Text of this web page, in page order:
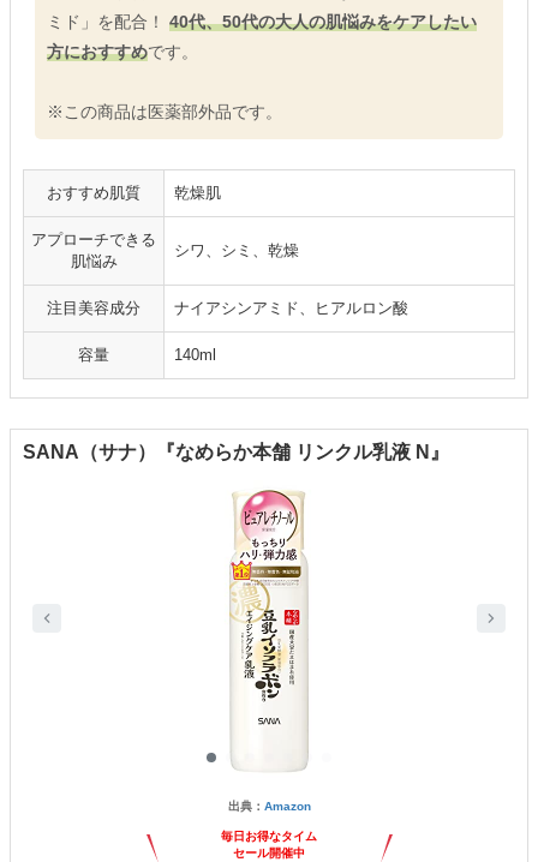
ミド」を配合！ 40代、50代の大人の肌悩みをケアしたい
方におすすめです。
※この商品は医薬部外品です。
おすすめ肌質 乾燥肌
アプローチできる
肌悩み
シワ、シミ、乾燥
注目美容成分 ナイアシンアミド、ヒアルロン酸
容量 140ml
SANA（サナ）『なめらか本舗 リンクル乳液 N』
出典： Amazon
毎日お得なタイム
セール開催中